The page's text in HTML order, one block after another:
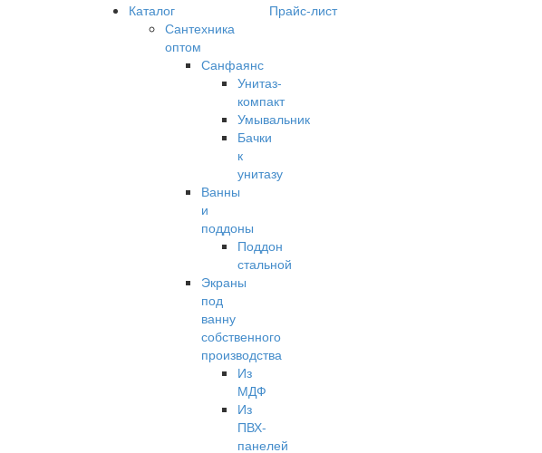
Каталог
Сантехника
оптом
Санфаянс
Унитаз-
компакт
Умывальник
Бачки
к
унитазу
Ванны
и
поддоны
Поддон
стальной
Экраны
под
ванну
собственного
производства
Из
МДФ
Из
ПВХ-
панелей
Прайс-лист